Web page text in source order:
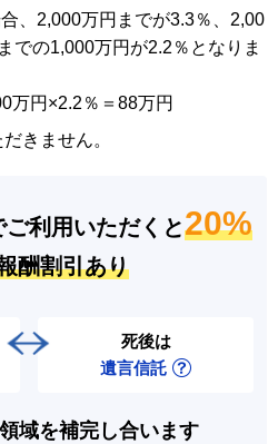
、2,000万円までが3.3％、2,00
での1,000万円が2.2％となりま
万円×2.2％＝88万円
きません。
利用いただくと20%
酬割引あり
死後は
遺言信託
域を補完し合います